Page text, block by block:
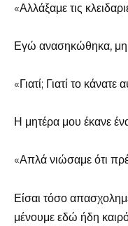
«Αλλάξαμε τις
Εγώ ανασηκώθηκα,
«Γιατί; Γιατί το κάνατε
Η μητέρα μου έκανε
«Απλά νιώσαμε ότι
Είσαι τόσο
μένουμε εδώ ήδη